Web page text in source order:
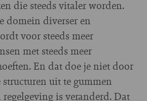
die steeds vitaler worden.
domein diverser en
voor steeds meer
met steeds meer
En dat doe je niet door
uit te gummen
is veranderd. Dat